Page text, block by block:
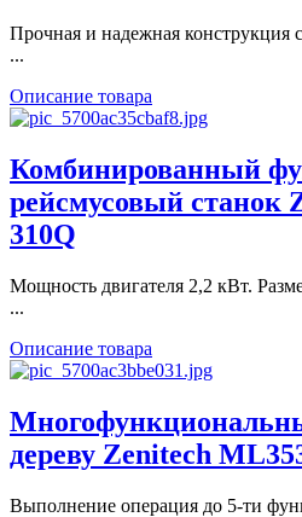
Прочная и надежная конструкция
...
Описание товара
Комбинированный
рейсмусовый станок
310Q
Мощность двигателя 2,2 кВт.
...
Описание товара
дереву Zenitech
Выполнение операция до 5-ти